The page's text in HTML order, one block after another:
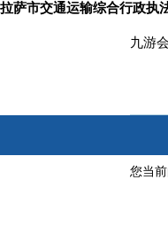
拉萨市交通运输综合行政执
九游
您当前